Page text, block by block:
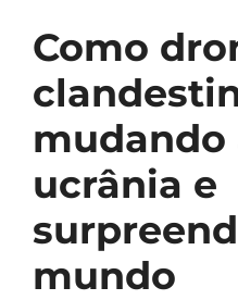
Como
mudando
ucrânia e
mundo